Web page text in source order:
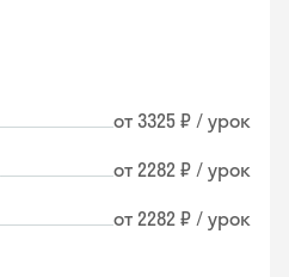
от 3325 ₽ / урок
от 2282 ₽ / урок
от 2282 ₽ / урок